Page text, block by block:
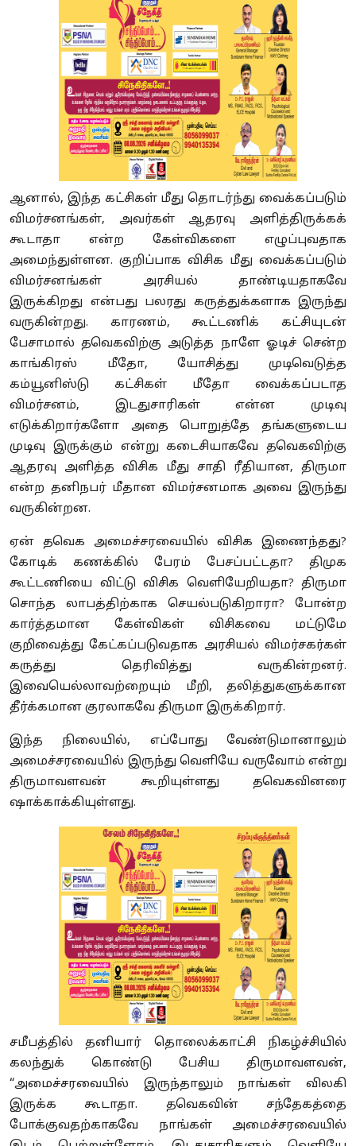
ஆனால், இந்த கட்சிகள் மீது தொடர்ந்து வைக்கப்படும்
விமர்சனங்கள், அவர்கள் ஆதரவு அளித்திருக்கக்
கூடாதா என்ற கேள்விகளை எழுப்புவதாக
அமைந்துள்ளன. குறிப்பாக விசிக மீது வைக்கப்படும்
விமர்சனங்கள் அரசியல் தாண்டியதாகவே
இருக்கிறது என்பது பலரது கருத்துக்களாக இருந்து
வருகின்றது. காரணம், கூட்டணிக் கட்சியுடன்
பேசாமால் தவெகவிற்கு அடுத்த நாளே ஓடிச் சென்ற
காங்கிரஸ் மீதோ, யோசித்து முடிவெடுத்த
கம்யூனிஸ்டு கட்சிகள் மீதோ வைக்கப்படாத
விமர்சனம், இடதுசாரிகள் என்ன முடிவு
எடுக்கிறார்களோ அதை பொறுத்தே தங்களுடைய
முடிவு இருக்கும் என்று கடைசியாகவே தவெகவிற்கு
ஆதரவு அளித்த விசிக மீது சாதி ரீதியான, திருமா
என்ற தனிநபர் மீதான விமர்சனமாக அவை இருந்து
வருகின்றன.
ஏன் தவெக அமைச்சரவையில் விசிக இணைந்தது?
கோடிக் கணக்கில் பேரம் பேசப்பட்டதா? திமுக
கூட்டணியை விட்டு விசிக வெளியேறியதா? திருமா
சொந்த லாபத்திற்காக செயல்படுகிறாரா? போன்ற
கார்த்தமான கேள்விகள் விசிகவை மட்டுமே
குறிவைத்து கேட்கப்படுவதாக அரசியல் விமர்சகர்கள்
கருத்து தெரிவித்து வருகின்றனர்.
இவையெல்லாவற்றையும் மீறி, தலித்துகளுக்கான
தீர்க்கமான குரலாகவே திருமா இருக்கிறார்.
இந்த நிலையில், எப்போது வேண்டுமானாலும்
அமைச்சரவையில் இருந்து வெளியே வருவோம் என்று
திருமாவளவன் கூறியுள்ளது தவெகவினரை
ஷாக்காக்கியுள்ளது.
சமீபத்தில் தனியார் தொலைக்காட்சி நிகழ்ச்சியில்
கலந்துக் கொண்டு பேசிய திருமாவளவன்,
“அமைச்சரவையில் இருந்தாலும் நாங்கள் விலகி
இருக்க கூடாதா. தவெகவின் சந்தேகத்தை
போக்குவதற்காகவே நாங்கள் அமைச்சரவையில்